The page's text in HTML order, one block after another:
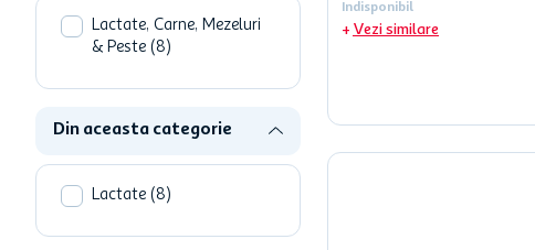
Lactate, Carne, Mezeluri
& Peste ( 8 )
Din aceasta categorie
Lactate ( 8 )
Indisponibil
Vezi similare